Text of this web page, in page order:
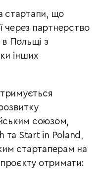
стартапи, що
через партнерство
Польщі з
інших
союзом,
та Start in Poland,
стартаперам на
проєкту отримати: